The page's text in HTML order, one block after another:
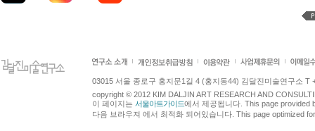
03015 서울 종로구 홍지문1길 4 (홍지동44) 김달진미술연구소 T
copyright © 2012 KIM DALJIN ART RESEARCH AND
이 페이지는 서울아트가이드에서 제공됩니다. This page provided
다음 브라우져 에서 최적화 되어있습니다. This page optimized